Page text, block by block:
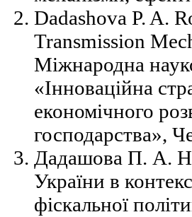
Dadashova P. A.
Transmission
Міжнародна
«Інноваційна
економічного
господарства»,
Дадашова П. А.
України в
фіскальної